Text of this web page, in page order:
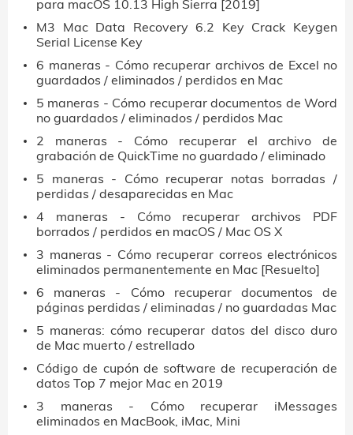
para macOS 10.13 High Sierra [2019]
M3 Mac Data Recovery 6.2 Key Crack Keygen
Serial License Key
6 maneras - Cómo recuperar archivos de Excel no
guardados / eliminados / perdidos en Mac
5 maneras - Cómo recuperar documentos de Word
no guardados / eliminados / perdidos Mac
2 maneras - Cómo recuperar el archivo de
grabación de QuickTime no guardado / eliminado
5 maneras - Cómo recuperar notas borradas /
perdidas / desaparecidas en Mac
4 maneras - Cómo recuperar archivos PDF
borrados / perdidos en macOS / Mac OS X
3 maneras - Cómo recuperar correos electrónicos
eliminados permanentemente en Mac [Resuelto]
6 maneras - Cómo recuperar documentos de
páginas perdidas / eliminadas / no guardadas Mac
5 maneras: cómo recuperar datos del disco duro
de Mac muerto / estrellado
Código de cupón de software de recuperación de
datos Top 7 mejor Mac en 2019
3 maneras - Cómo recuperar iMessages
eliminados en MacBook, iMac, Mini